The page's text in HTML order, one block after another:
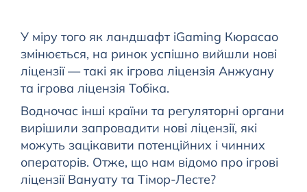
У міру того як ландшафт iGaming Кюрасао
змінюється, на ринок успішно вийшли нові
ліцензії — такі як ігрова ліцензія Анжуану
та ігрова ліцензія Тобіка.
Водночас інші країни та регуляторні органи
вирішили запровадити нові ліцензії, які
можуть зацікавити потенційних і чинних
операторів. Отже, що нам відомо про ігрові
ліцензії Вануату та Тімор-Лесте?